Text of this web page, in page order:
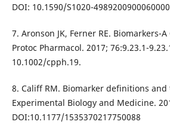
DOI: 10.1590/S1020-
7. Aronson JK, Ferner RE. Biomarkers-
Protoc Pharmacol. 2017; 76:9.23.1-
10.1002/cpph.19.
8. Califf RM. Biomarker definitions
Experimental Biology and Medicine.
DOI:10.1177/1535370217750088